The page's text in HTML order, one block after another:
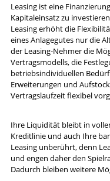
Leasing ist eine
Kapitaleinsatz zu
Leasing erhöht die
eines Anlagegutes nur die
der Leasing-Nehmer die
Vertragsmodells, die
betriebsindividuellen
Erweiterungen und
Vertragslaufzeit flexibel
Ihre Liquidität bleibt in
Kreditlinie und auch Ihre
Leasing unberührt, denn
und engen daher den
Dadurch bleiben weitere